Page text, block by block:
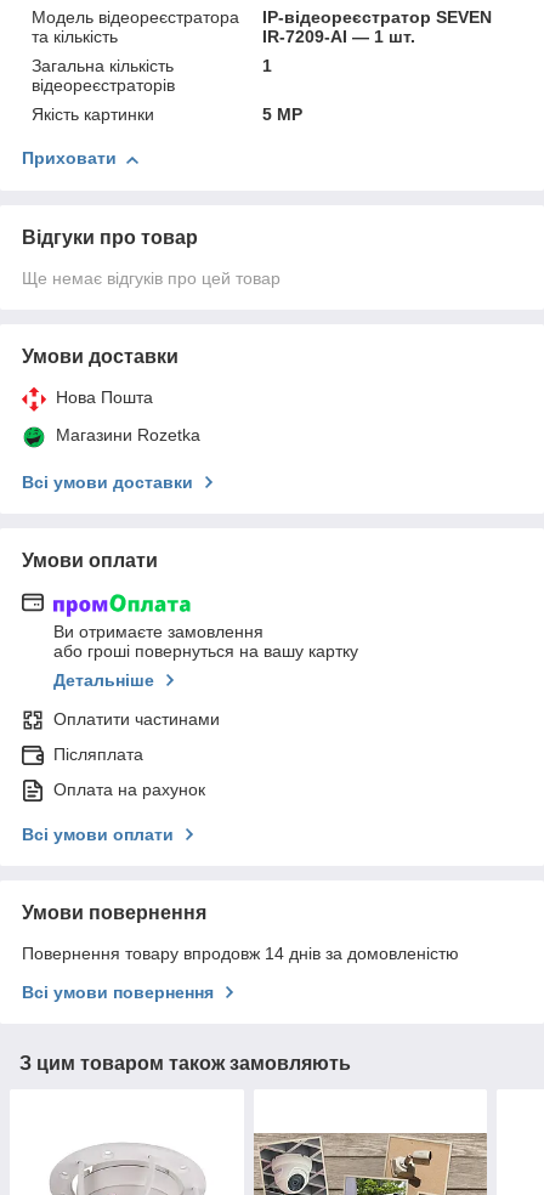
Модель відеореєстратора
та кількість
IP-відеореєстратор SEVEN
IR-7209-AI — 1 шт.
Загальна кількість
відеореєстраторів
1
Якість картинки 5 MP
Приховати
Відгуки про товар
Ще немає відгуків про цей товар
Умови доставки
Нова Пошта
Магазини Rozetka
Всі умови доставки
Умови оплати
Ви отримаєте замовлення
або гроші повернуться на вашу картку
Детальніше
Оплатити частинами
Післяплата
Оплата на рахунок
Всі умови оплати
Умови повернення
Повернення товару впродовж 14 днів за домовленістю
Всі умови повернення
З цим товаром також замовляють